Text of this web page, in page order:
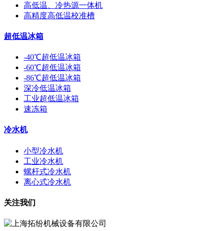
高低温、冷热源一体机
高精度高低温校准槽
超低温冰箱
-40℃超低温冰箱
-60℃超低温冰箱
-86℃超低温冰箱
深冷低温冰箱
工业超低温冰箱
速冻箱
冷水机
小型冷水机
工业冷水机
螺杆式冷水机
离心式冷水机
关注我们